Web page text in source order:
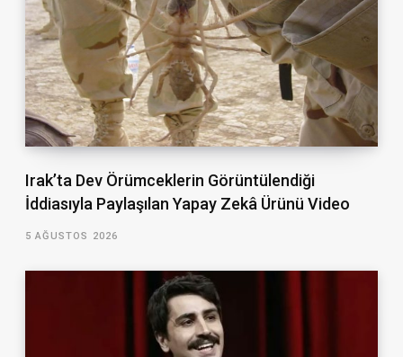
Irak’ta Dev Örümceklerin Görüntülendiği
İddiasıyla Paylaşılan Yapay Zekâ Ürünü Video
5 AĞUSTOS 2026